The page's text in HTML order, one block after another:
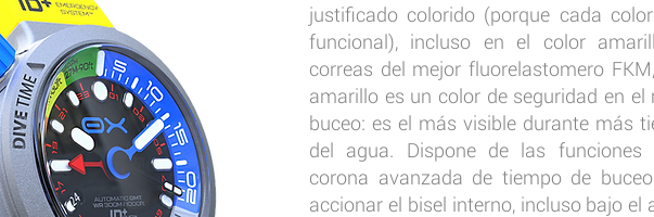
justificado colorido (porque cada
funcional), incluso en el color
correas del mejor fluorelastomero
amarillo es un color de seguridad en el
buceo: es el más visible durante más
del agua. Dispone de las funciones
corona avanzada de tiempo de
accionar el bisel interno, incluso bajo el